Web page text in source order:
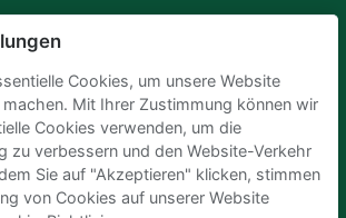
Cookies, um unsere Website
Mit Ihrer Zustimmung können wir
Cookies verwenden, um die
zu verbessern und den Website-Verkehr
Sie auf "Akzeptieren" klicken, stimmen
von Cookies auf unserer Website
SDGs